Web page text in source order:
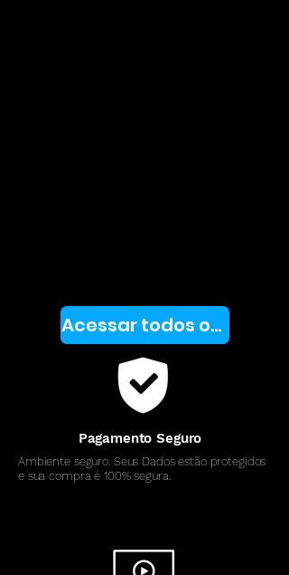
Acessar todos os cursos
Pagamento Seguro
Ambiente seguro. Seus Dados estão protegidos
e sua compra é 100% segura.